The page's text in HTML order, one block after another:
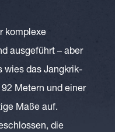
komplexe
ausgeführt – aber
wies das Jangkrik-
Metern und einer
Maße auf.
die